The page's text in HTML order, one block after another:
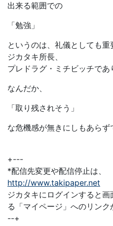
出来る範囲での
「勉強」
というのは、礼儀としても重
ジカタキ所長、
プレドラグ・ミチビッチであ
なんだか、
「取り残されそう」
な危機感が無きにしもあらず
+---
*配信先変更や配信停止は、
http://www.takipaper.net
ジカタキにログインすると
る「マイページ」へのリン
--+